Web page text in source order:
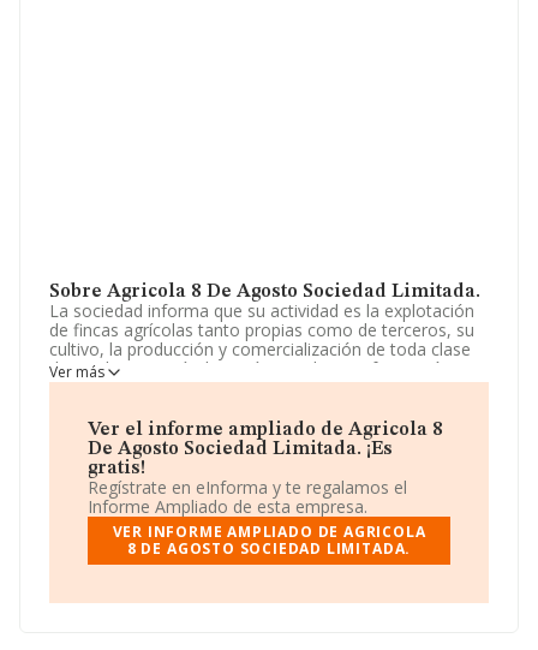
Sobre Agricola 8 De Agosto Sociedad Limitada.
La sociedad informa que su actividad es la explotación
de fincas agrícolas tanto propias como de terceros, su
cultivo, la producción y comercialización de toda clase
de productos agrícolas, así como la transformación y
comercialización de los mismos. la realización de
olivo, hortaliza. La sociedad está inscrita en el Registro
Mercantil como Sociedad Limitada. Su CNAE
corresponde a 0113 con código 'Cultivo de hortalizas,
raíces y tubérculos'. La empresa no tiene actividad en
mercados exteriores.
La compañíaAgrícola 8 de Agosto Sociedad
Limitada, con CIF B99496101, tiene su domicilio social
municipio de La Muela, provincia de Zaragoza, Aragón.
Ver más
Ver el informe ampliado de Agricola 8
De Agosto Sociedad Limitada. ¡Es
gratis!
Regístrate en eInforma y te regalamos el
Informe Ampliado de esta empresa.
VER INFORME AMPLIADO DE AGRICOLA
8 DE AGOSTO SOCIEDAD LIMITADA.